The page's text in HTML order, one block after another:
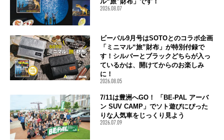
2026.08.07
ビーパル9月号はSOTOとのコラボ企画
「ミニマル“旅”財布」が特別付録で
す！シルバーとブラックどちらが入っ
ているかは、開けてからのお楽しみ
に！
2026.08.05
7/11は豊洲へGO！ 「BE-PAL アーバ
ン SUV CAMP」でソト遊びにぴった
りな人気車をじっくり見よう
2026.07.09